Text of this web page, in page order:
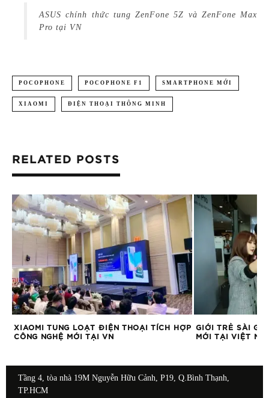
ASUS chính thức tung ZenFone 5Z và ZenFone Max
Pro tại VN
POCOPHONE POCOPHONE F1 SMARTPHONE MỚI
XIAOMI ĐIỆN THOẠI THÔNG MINH
RELATED POSTS
XIAOMI TUNG LOẠT ĐIỆN THOẠI TÍCH HỢP
CÔNG NGHỆ MỚI TẠI VN
GIỚI TRẺ SÀI
MỚI TẠI VIỆT
Tầng 4, tòa nhà 19M Nguyễn Hữu Cảnh, P19, Q.Bình Thạnh,
TP.HCM